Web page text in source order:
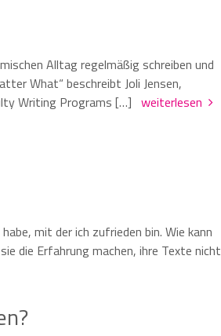
Alltag regelmäßig schreiben und
What“ beschreibt Joli Jensen,
Writing Programs […] weiterlesen
mit der ich zufrieden bin. Wie kann
die Erfahrung machen, ihre Texte nicht